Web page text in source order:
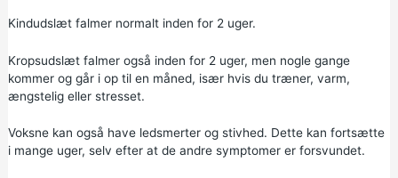
Kindudslæt falmer normalt inden for 2 uger.
Kropsudslæt falmer også inden for 2 uger, men nogle gange
kommer og går i op til en måned, især hvis du træner, varm,
ængstelig eller stresset.
Voksne kan også have ledsmerter og stivhed. Dette kan fortsætte
i mange uger, selv efter at de andre symptomer er forsvundet.